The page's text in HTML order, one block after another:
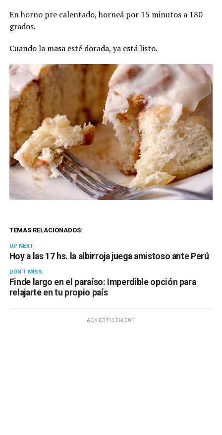
En horno pre calentado, horneá por 15 minutos a 180
grados.
Cuando la masa esté dorada, ya está listo.
TEMAS RELACIONADOS:
UP NEXT
Hoy a las 17 hs. la albirroja juega amistoso ante Perú
DON'T MISS
Finde largo en el paraíso: Imperdible opción para
relajarte en tu propio país
ADVERTISEMENT